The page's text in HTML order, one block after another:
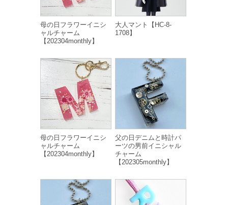
母の日フラワーイニシ
ャルチャーム
【202304monthly】
大人マント【HC-8-
1708】
母の日フラワーイニシ
ャルチャーム
【202304monthly】
父の日デニムと時計パ
ーツの男前イニシャル
チャーム
【202305monthly】